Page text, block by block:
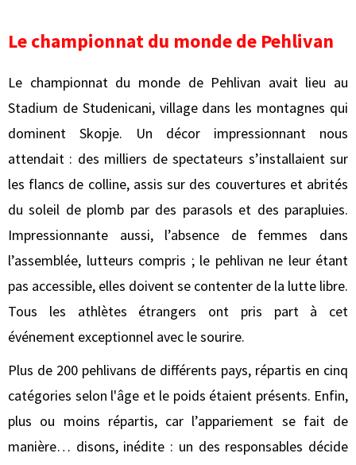
Le championnat du monde de Pehlivan
Le championnat du monde de Pehlivan avait lieu au
Stadium de Studenicani, village dans les montagnes qui
dominent Skopje. Un décor impressionnant nous
attendait : des milliers de spectateurs s’installaient sur
les flancs de colline, assis sur des couvertures et abrités
du soleil de plomb par des parasols et des parapluies.
Impressionnante aussi, l’absence de femmes dans
l’assemblée, lutteurs compris ; le pehlivan ne leur étant
pas accessible, elles doivent se contenter de la lutte libre.
Tous les athlètes étrangers ont pris part à cet
événement exceptionnel avec le sourire.
Plus de 200 pehlivans de différents pays, répartis en cinq
catégories selon l'âge et le poids étaient présents. Enfin,
plus ou moins répartis, car l’appariement se fait de
manière… disons, inédite : un des responsables décide